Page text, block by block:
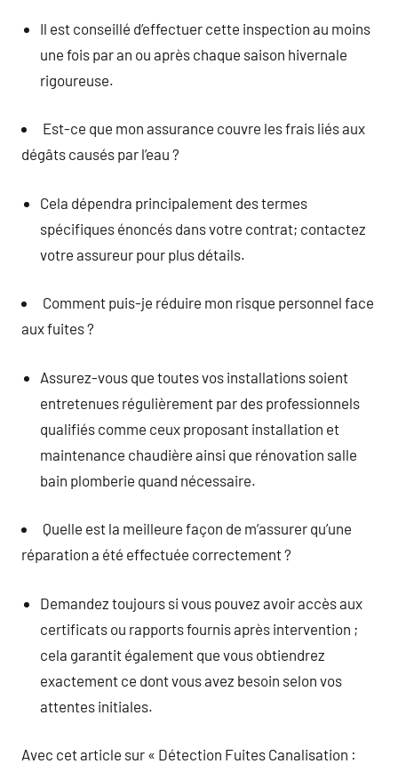
Il est conseillé d’effectuer cette inspection au moins
une fois par an ou après chaque saison hivernale
rigoureuse.
Est-ce que mon assurance couvre les frais liés aux
dégâts causés par l’eau ?
Cela dépendra principalement des termes
spécifiques énoncés dans votre contrat; contactez
votre assureur pour plus détails.
Comment puis-je réduire mon risque personnel face
aux fuites ?
Assurez-vous que toutes vos installations soient
entretenues régulièrement par des professionnels
qualifiés comme ceux proposant installation et
maintenance chaudière ainsi que rénovation salle
bain plomberie quand nécessaire.
Quelle est la meilleure façon de m’assurer qu’une
réparation a été effectuée correctement ?
Demandez toujours si vous pouvez avoir accès aux
certificats ou rapports fournis après intervention ;
cela garantit également que vous obtiendrez
exactement ce dont vous avez besoin selon vos
attentes initiales.
Avec cet article sur « Détection Fuites Canalisation :